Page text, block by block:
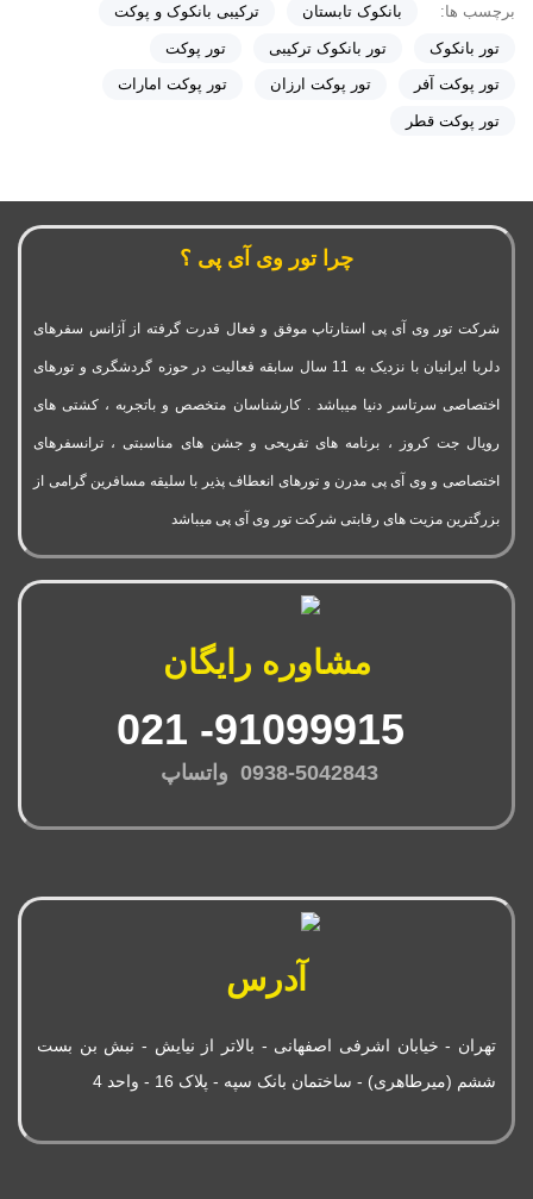
برچسب ها: بانکوک تابستان ترکیبی بانکوک و پوکت
تور بانکوک تور بانکوک ترکیبی تور پوکت
تور پوکت آفر تور پوکت ارزان تور پوکت امارات
تور پوکت قطر
چرا تور وی آی پی ؟
شرکت تور وی آی پی استارتاپ موفق و فعال قدرت گرفته از آژانس سفرهای
دلربا ایرانیان با نزدیک به 11 سال سابقه فعالیت در حوزه گردشگری و تورهای
اختصاصی سرتاسر دنیا میباشد . کارشناسان متخصص و باتجربه ، کشتی های
رویال جت کروز ، برنامه های تفریحی و جشن های مناسبتی ، ترانسفرهای
اختصاصی و وی آی پی مدرن و تورهای انعطاف پذیر با سلیقه مسافرین گرامی از
بزرگترین مزیت های رقابتی شرکت تور وی آی پی میباشد
مشاوره رایگان
0938-5042843 واتساپ
آدرس
تهران - خیابان اشرفی اصفهانی - بالاتر از نیایش - نبش بن بست
ششم (میرطاهری) - ساختمان بانک سپه - پلاک 16 - واحد 4